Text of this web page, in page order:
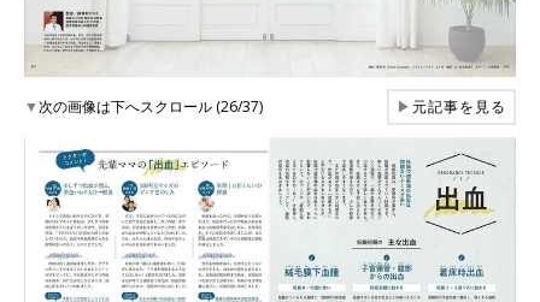
▼次の画像は下へスクロール (26/37) ▶元記事を見る